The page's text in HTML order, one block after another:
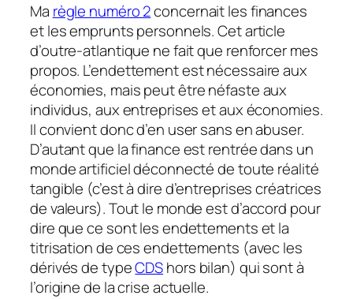
Ma règle numéro 2concernait les finances
et les emprunts personnels. Cet article
d’outre-atlantique ne fait que renforcer mes
propos. L’endettement est nécessaire aux
économies, mais peut être néfaste aux
individus, aux entreprises et aux économies.
Il convient donc d’en user sans en abuser.
D’autant que la finance est rentrée dans un
monde artificiel déconnecté de toute réalité
tangible (c’est à dire d’entreprises créatrices
de valeurs). Tout le monde est d’accord pour
dire que ce sont les endettements et la
titrisation de ces endettements (avec les
dérivés de typeCDShors bilan) qui sont à
l’origine de la crise actuelle.